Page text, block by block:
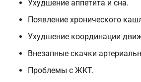
Ухудшение аппетита и сна.
Появление хронического
Ухудшение координации
Внезапные скачки
Проблемы с ЖКТ.